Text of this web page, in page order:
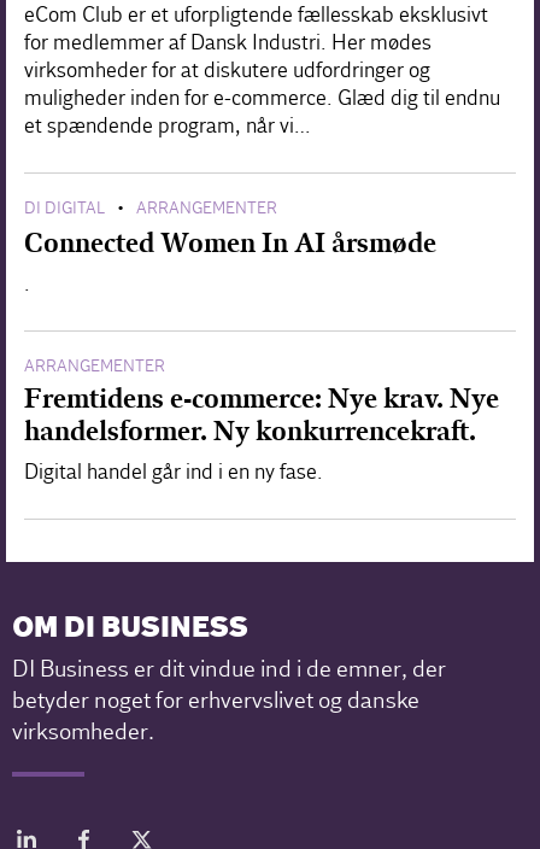
eCom Club er et uforpligtende fællesskab eksklusivt
for medlemmer af Dansk Industri. Her mødes
virksomheder for at diskutere udfordringer og
muligheder inden for e-commerce. Glæd dig til endnu
et spændende program, når vi…
DI DIGITAL • ARRANGEMENTER
Connected Women In AI årsmøde
.
ARRANGEMENTER
Fremtidens e-commerce: Nye krav. Nye
handelsformer. Ny konkurrencekraft.
Digital handel går ind i en ny fase.
OM DI BUSINESS
DI Business er dit vindue ind i de emner, der
betyder noget for erhvervslivet og danske
virksomheder.